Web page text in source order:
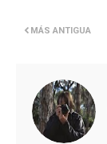
MÁS ANTIGUA